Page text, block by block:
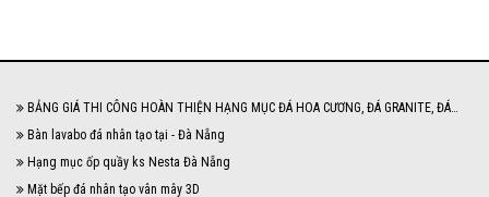
BẢNG GIÁ THI CÔNG HOÀN THIỆN HẠNG MỤC ĐÁ HOA CƯƠNG, ĐÁ GRANITE, ĐÁ
MARBLE NĂM 2024
Bàn lavabo đá nhân tạo tại - Đà Nẵng
Hạng mục ốp quầy ks Nesta Đà Nẵng
Mặt bếp đá nhân tạo vân mây 3D